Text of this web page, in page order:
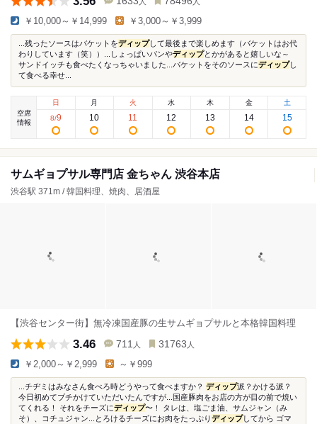
￥10,000～￥14,999 ￥3,000～￥3,999
...残ったソースはバケットをディップして最後まで楽しめます（バケットはお代
わりしています（笑））...しょっぱいパンやディップとかがあると嬉しいな～
サンドイッチも食べたくなっちゃいました...バケットをそのソースにディップし
て食べる幸せ...
空席
情報
日
8/9
月
10
火
11
水
12
木
13
金
14
土
15
サムギョプサル専門店 金ちゃん 渋谷本店
渋谷駅 371m / 韓国料理、焼肉、居酒屋
【渋谷センター街】無冷凍国産豚の生サムギョプサルと本格韓国料理
3.46 711 人 31763 人
￥2,000～￥2,999 ～￥999
...チヂミはみなさん食べろ時どうやって食べますか？ ディップ派？かける派？
今日初めてブチかけていただいたんですが...国産豚肉をお店の方が目の前で焼い
てくれる！ それをチーズにディップ〜！ タレは、塩ごま油、サムジャン（み
そ）、コチュジャン...とろけるチーズにお肉をたっぷりディップしてから ゴマ